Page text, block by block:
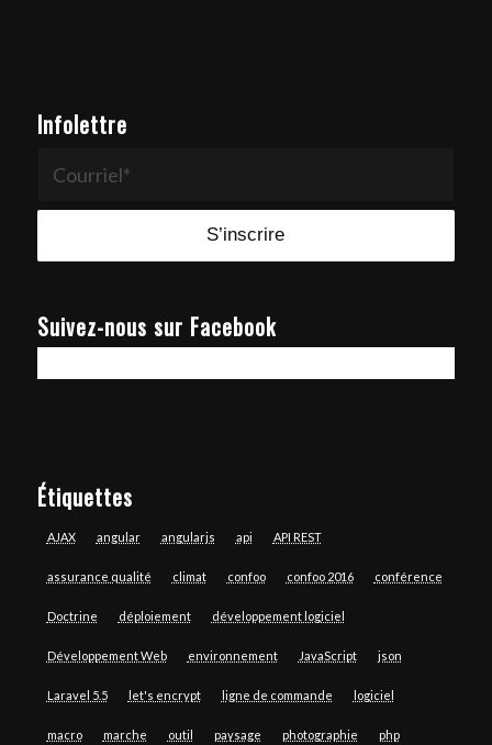
Infolettre
Suivez-nous sur Facebook
Étiquettes
AJAX angular angularjs api API REST
assurance qualité climat confoo confoo 2016 conférence
Doctrine déploiement développement logiciel
Développement Web environnement JavaScript json
Laravel 5.5 let's encrypt ligne de commande logiciel
macro marche outil paysage photographie php